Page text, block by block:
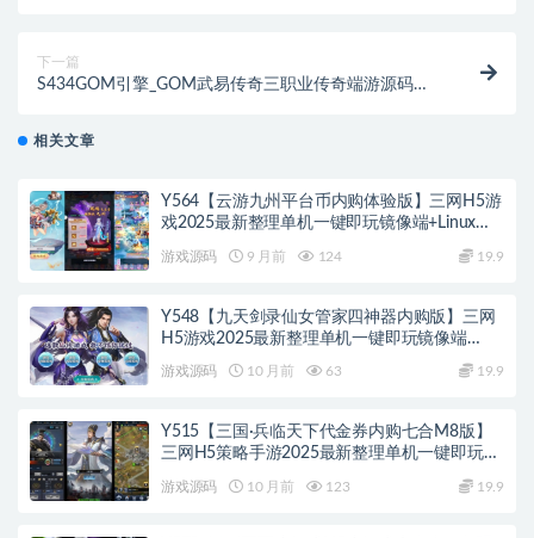
下一篇
S434GOM引擎_GOM武易传奇三职业传奇端游源码
相关文章
Y564【云游九州平台币内购体验版】三网H5游
戏2025最新整理单机一键即玩镜像端+Linux手
游戏源码 9 月前 124 19.9
Y548【九天剑录仙女管家四神器内购版】三网
H5游戏2025最新整理单机一键即玩镜像端
+Linux手工服务端+管理后台+GM授权后台+教
程
游戏源码 10 月前 63 19.9
Y515【三国·兵临天下代金券内购七合M8版】
三网H5策略手游2025最新整理单机一键即玩镜
像端+Linux手工服务端+管理后台+GM后台+教
程
游戏源码 10 月前 123 19.9